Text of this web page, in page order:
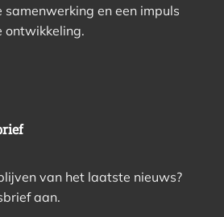
en een impuls
ontwikkeling.
van het laatste nieuws?
aan.